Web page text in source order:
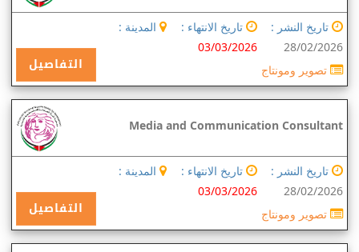
تاريخ النشر :
28/02/2026
تاريخ الانتهاء :
03/03/2026
المدينة :
التفاصيل تصوير ومونتاج
Media and Communication Consultant
تاريخ النشر :
28/02/2026
تاريخ الانتهاء :
03/03/2026
المدينة :
التفاصيل تصوير ومونتاج